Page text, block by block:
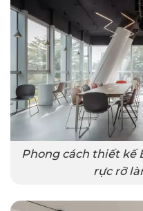
Phong cách thiết kế
rực rỡ